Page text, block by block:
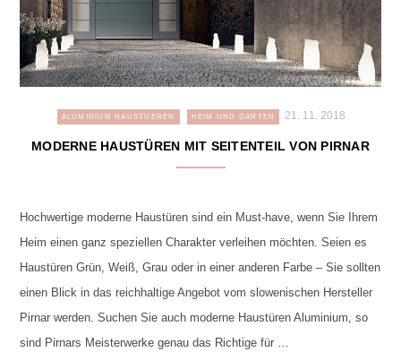
ALUMINIUM HAUSTUEREN HEIM UND GARTEN 21. 11. 2018
MODERNE HAUSTÜREN MIT SEITENTEIL VON PIRNAR
Hochwertige moderne Haustüren sind ein Must-have, wenn Sie Ihrem
Heim einen ganz speziellen Charakter verleihen möchten. Seien es
Haustüren Grün, Weiß, Grau oder in einer anderen Farbe – Sie sollten
einen Blick in das reichhaltige Angebot vom slowenischen Hersteller
Pirnar werden. Suchen Sie auch moderne Haustüren Aluminium, so
sind Pirnars Meisterwerke genau das Richtige für …